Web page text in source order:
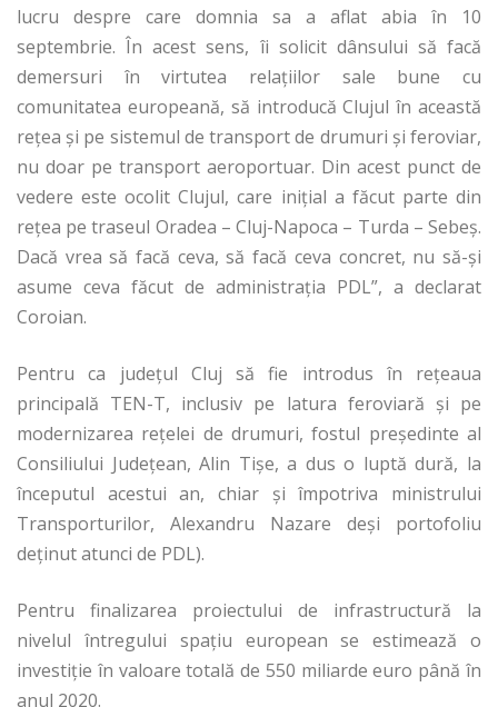
lucru despre care domnia sa a aflat abia în 10
septembrie. În acest sens, îi solicit dânsului să facă
demersuri în virtutea relaţiilor sale bune cu
comunitatea europeană, să introducă Clujul în această
reţea şi pe sistemul de transport de drumuri şi feroviar,
nu doar pe transport aeroportuar. Din acest punct de
vedere este ocolit Clujul, care iniţial a făcut parte din
reţea pe traseul Oradea – Cluj-Napoca – Turda – Sebeş.
Dacă vrea să facă ceva, să facă ceva concret, nu să-şi
asume ceva făcut de administraţia PDL”, a declarat
Coroian.
Pentru ca judeţul Cluj să fie introdus în reţeaua
principală TEN-T, inclusiv pe latura feroviară şi pe
modernizarea reţelei de drumuri, fostul preşedinte al
Consiliului Judeţean, Alin Tişe, a dus o luptă dură, la
începutul acestui an, chiar şi împotriva ministrului
Transporturilor, Alexandru Nazare deşi portofoliu
deţinut atunci de PDL).
Pentru finalizarea proiectului de infrastructură la
nivelul întregului spaţiu european se estimează o
investiţie în valoare totală de 550 miliarde euro până în
anul 2020.